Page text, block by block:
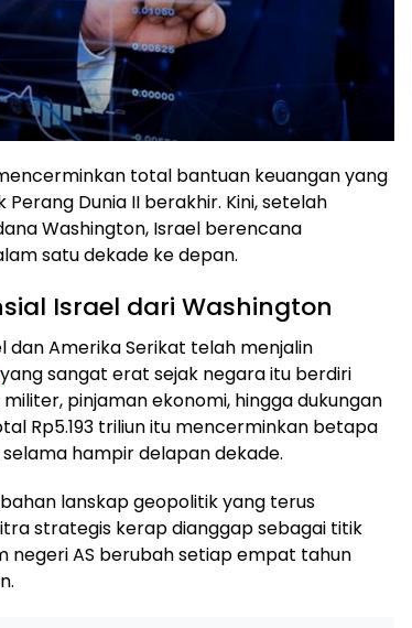
total bantuan keuangan yang
Dunia II berakhir. Kini, setelah
Washington, Israel berencana
satu dekade ke depan.
Israel dari Washington
dan Amerika Serikat telah menjalin
yang sangat erat sejak negara itu berdiri
pinjaman ekonomi, hingga dukungan
Rp5.193 triliun itu mencerminkan betapa
hampir delapan dekade.
lanskap geopolitik yang terus
strategis kerap dianggap sebagai titik
AS berubah setiap empat tahun